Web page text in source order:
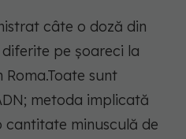
câte o doză din
pe șoareci la
sunt
metoda implicată
cantitate minusculă de